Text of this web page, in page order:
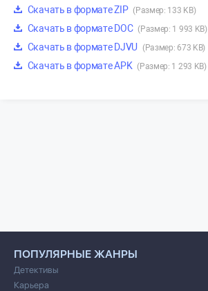
Скачать в формате ZIP (Размер: 133 KB)
Скачать в формате DOC (Размер: 1 993 KB)
Скачать в формате DJVU (Размер: 673 KB)
Скачать в формате APK (Размер: 1 293 KB)
ПОПУЛЯРНЫЕ ЖАНРЫ
Детективы
Карьера